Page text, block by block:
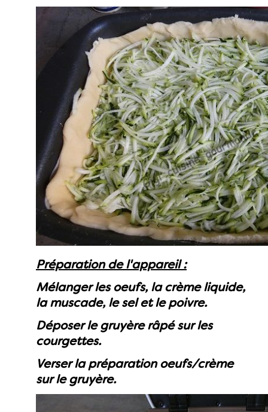
Préparation de l'appareil :
Mélanger les oeufs, la crème liquide,
la muscade, le sel et le poivre.
Déposer le gruyère râpé sur les
courgettes.
Verser la préparation oeufs/crème
sur le gruyère.